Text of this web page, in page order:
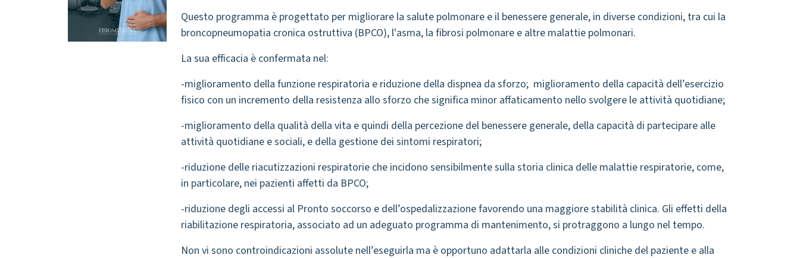
Questo programma è progettato per migliorare la salute polmonare e il benessere generale, in diverse condizioni, tra cui la
broncopneumopatia cronica ostruttiva (BPCO), l'asma, la fibrosi polmonare e altre malattie polmonari.
La sua efficacia è confermata nel:
-miglioramento della funzione respiratoria e riduzione della dispnea da sforzo; miglioramento della capacità dell’esercizio
fisico con un incremento della resistenza allo sforzo che significa minor affaticamento nello svolgere le attività quotidiane;
-miglioramento della qualità della vita e quindi della percezione del benessere generale, della capacità di partecipare alle
attività quotidiane e sociali, e della gestione dei sintomi respiratori;
-riduzione delle riacutizzazioni respiratorie che incidono sensibilmente sulla storia clinica delle malattie respiratorie, come,
in particolare, nei pazienti affetti da BPCO;
-riduzione degli accessi al Pronto soccorso e dell’ospedalizzazione favorendo una maggiore stabilità clinica. Gli effetti della
riabilitazione respiratoria, associato ad un adeguato programma di mantenimento, si protraggono a lungo nel tempo.
Non vi sono controindicazioni assolute nell’eseguirla ma è opportuno adattarla alle condizioni cliniche del paziente e alla